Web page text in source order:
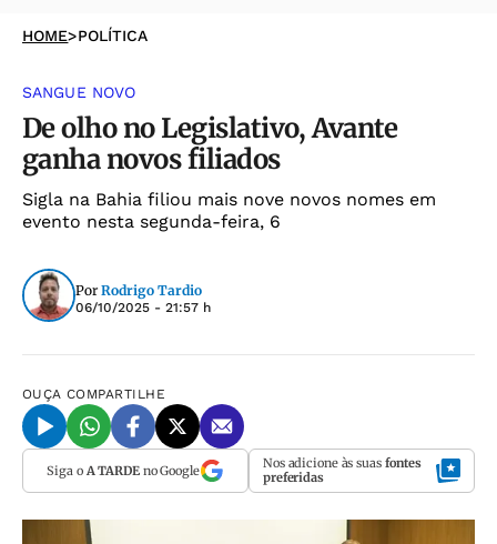
HOME>POLÍTICA
SANGUE NOVO
De olho no Legislativo, Avante
ganha novos filiados
Sigla na Bahia filiou mais nove novos nomes em
evento nesta segunda-feira, 6
Por Rodrigo Tardio
06/10/2025 - 21:57 h
OUÇA COMPARTILHE
Siga o A TARDEno Google Nos adicione às suas fontes
preferidas